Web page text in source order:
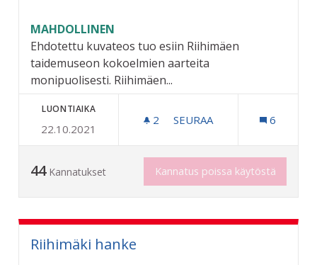
MAHDOLLINEN
Ehdotettu kuvateos tuo esiin Riihimäen
taidemuseon kokoelmien aarteita
monipuolisesti. Riihimäen...
LUONTIAIKA
22.10.2021
2 2 SEURAAJAA
SEURAA 6
44 Kannatukset Kannatus poissa käytöstä
Riihimäki hanke